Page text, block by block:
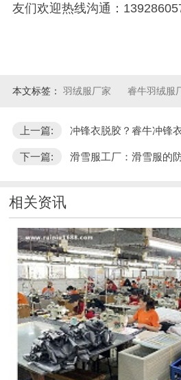
友们欢迎热线沟通：
本文标签： 羽绒服厂家 睿牛羽绒服
上一篇: 冲锋衣脱胶？睿牛冲锋
下一篇: 滑雪服工厂：滑雪服的
相关资讯